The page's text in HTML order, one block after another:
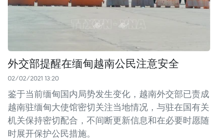
外交部提醒在缅甸越南公民注意安全
02/02/2021 13:20
鉴于当前缅甸国内局势发生变化，越南外交部已责成
越南驻缅甸大使馆密切关注当地情况，与驻在国有关
机关保持密切配合，不间断更新信息和在必要时愿随
时展开保护公民措施。